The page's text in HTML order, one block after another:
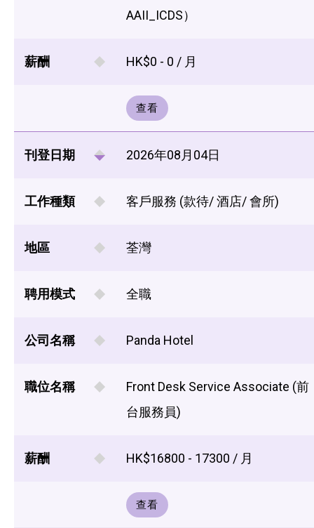
AAII_ICDS）
薪酬 HK$0 - 0 / 月
查看
刊登日期 2026年08月04日
工作種類 客戶服務 (款待/ 酒店/ 會所)
地區 荃灣
聘用模式 全職
公司名稱 Panda Hotel
職位名稱
Front Desk Service Associate (前
台服務員)
薪酬 HK$16800 - 17300 / 月
查看